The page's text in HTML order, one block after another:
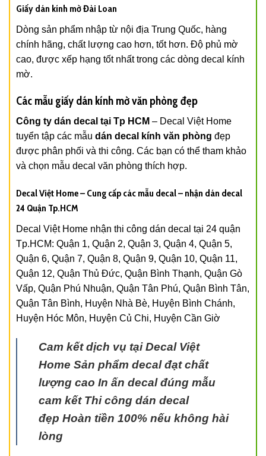
Giấy dán kính mờ Đài Loan
Dòng sản phẩm nhập từ nội địa Trung Quốc, hàng
chính hãng, chất lượng cao hơn, tốt hơn. Độ phủ mờ
cao, được xếp hạng tốt nhất trong các dòng decal kính
mờ.
Các mẫu giấy dán kính mờ văn phòng đẹp
Công ty dán decal tại Tp HCM – Decal Việt Home
tuyển tập các mẫu dán decal kính văn phòng đẹp
được phân phối và thi công. Các bạn có thể tham khảo
và chọn mẫu decal văn phòng thích hợp.
Decal Việt Home – Cung cấp các mẫu decal – nhận dán decal
24 Quận Tp.HCM
Decal Việt Home nhận thi công dán decal tại 24 quận
Tp.HCM: Quận 1, Quận 2, Quận 3, Quận 4, Quận 5,
Quận 6, Quận 7, Quận 8, Quận 9, Quận 10, Quận 11,
Quận 12, Quận Thủ Đức, Quận Bình Thạnh, Quận Gò
Vấp, Quận Phú Nhuận, Quận Tân Phú, Quận Bình Tân,
Quận Tân Bình, Huyện Nhà Bè, Huyện Bình Chánh,
Huyện Hóc Môn, Huyện Củ Chi, Huyện Cần Giờ
Cam kết dịch vụ tại Decal Việt
Home Sản phẩm decal đạt chất
lượng cao In ấn decal đúng mẫu
cam kết Thi công dán decal
đẹp Hoàn tiền 100% nếu không hài
lòng